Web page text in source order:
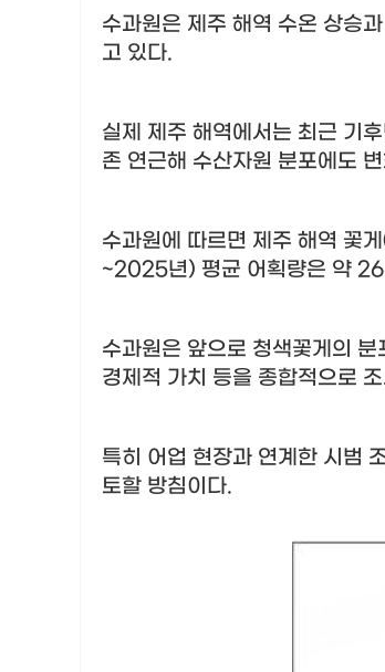
수과원은 제주 해역 수온 상승
고 있다.
실제 제주 해역에서는 최근 기
존 연근해 수산자원 분포에도
수과원에 따르면 제주 해역 꽃게
~2025년) 평균 어획량은 약 26
수과원은 앞으로 청색꽃게의
경제적 가치 등을 종합적으로
특히 어업 현장과 연계한 시범
토할 방침이다.